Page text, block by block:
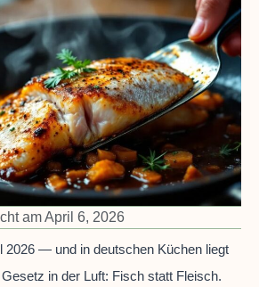
amApril 6, 2026
2026 — und in deutschen Küchen liegt
in der Luft: Fisch statt Fleisch.